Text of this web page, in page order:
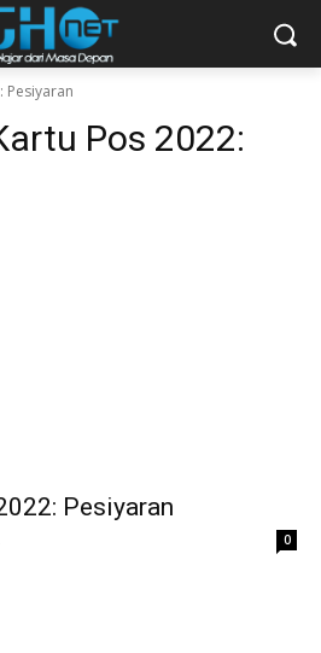
Pesiyaran
Pos 2022:
Pesiyaran
0